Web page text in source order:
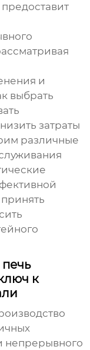
предоставит
и
выбрать
затраты
различные
к
непрерывного